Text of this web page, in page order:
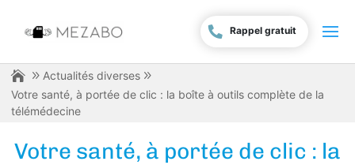
Rappel gratuit
Actualités diverses
Votre santé, à portée de clic : la boîte à outils complète de la
télémédecine
Votre santé, à portée de clic : la